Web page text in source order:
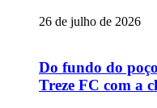
26 de julho de 2026
Do fundo do
Treze FC com a